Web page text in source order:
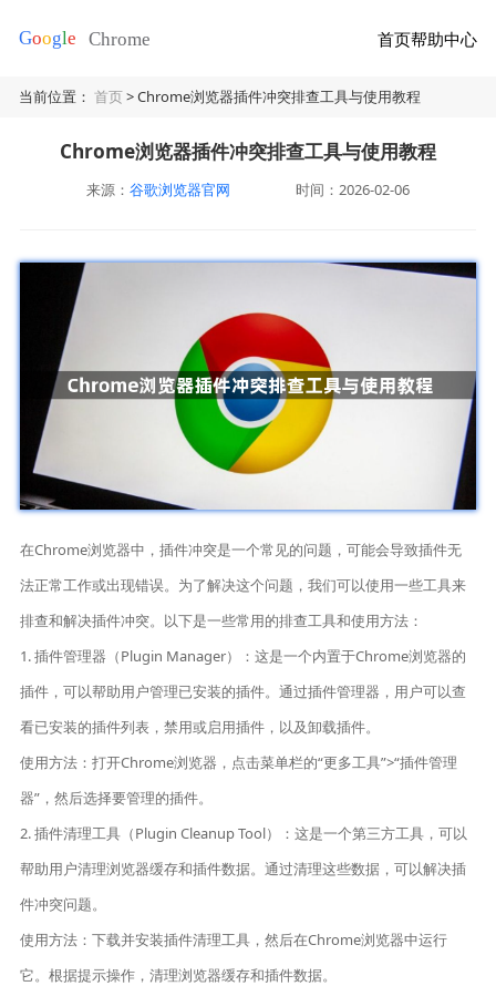
首页帮助中心
当前位置：首页> Chrome浏览器插件冲突排查工具与使用教程
Chrome浏览器插件冲突排查工具与使用教程
来源： 谷歌浏览器官网 时间：2026-02-06
在Chrome浏览器中，插件冲突是一个常见的问题，可能会导致插件无
法正常工作或出现错误。为了解决这个问题，我们可以使用一些工具来
排查和解决插件冲突。以下是一些常用的排查工具和使用方法：
1. 插件管理器（Plugin Manager）：这是一个内置于Chrome浏览器的
插件，可以帮助用户管理已安装的插件。通过插件管理器，用户可以查
看已安装的插件列表，禁用或启用插件，以及卸载插件。
使用方法：打开Chrome浏览器，点击菜单栏的“更多工具”>“插件管理
器”，然后选择要管理的插件。
2. 插件清理工具（Plugin Cleanup Tool）：这是一个第三方工具，可以
帮助用户清理浏览器缓存和插件数据。通过清理这些数据，可以解决插
件冲突问题。
使用方法：下载并安装插件清理工具，然后在Chrome浏览器中运行
它。根据提示操作，清理浏览器缓存和插件数据。